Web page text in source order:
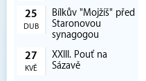
25
DUB
Bílkův "Mojžíš" před
Staronovou
synagogou
27
KVĚ
XXIII. Pouť na
Sázavě